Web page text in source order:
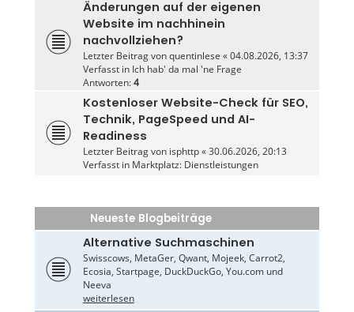
Änderungen auf der eigenen
Website im nachhinein
nachvollziehen?
Letzter Beitrag vonquentinlese «04.08.2026, 13:37
Verfasst in Ich hab' da mal 'ne Frage
Antworten:4
Kostenloser Website-Check für SEO,
Technik, PageSpeed und AI-
Readiness
Letzter Beitrag von isphttp«30.06.2026, 20:13
Verfasst in Marktplatz: Dienstleistungen
Neueste Blogbeiträge
Alternative Suchmaschinen
Swisscows, MetaGer, Qwant, Mojeek, Carrot2,
Ecosia, Startpage, DuckDuckGo, You.com und
Neeva
weiterlesen